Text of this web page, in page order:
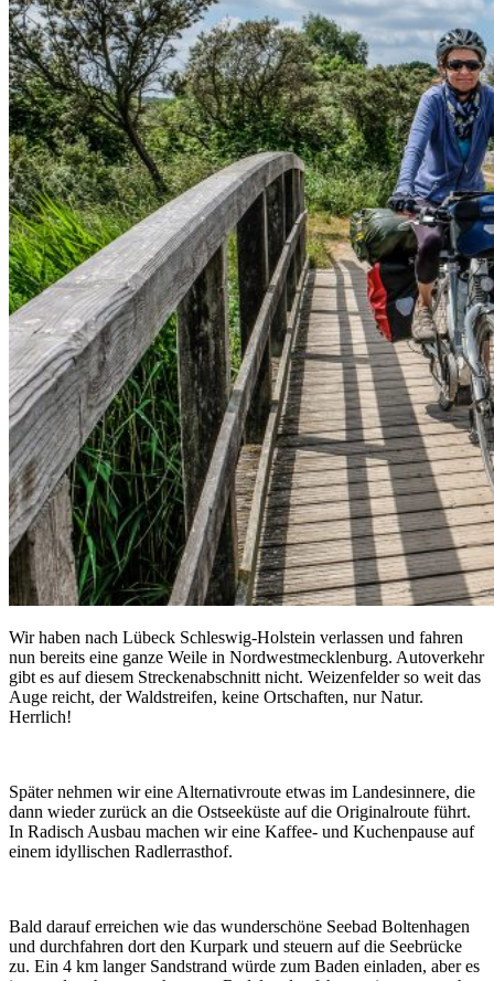
Wir haben nach Lübeck Schleswig-Holstein verlassen und fahren
nun bereits eine ganze Weile in Nordwestmecklenburg. Autoverkehr
gibt es auf diesem Streckenabschnitt nicht. Weizenfelder so weit das
Auge reicht, der Waldstreifen, keine Ortschaften, nur Natur.
Herrlich!
Später nehmen wir eine Alternativroute etwas im Landesinnere, die
dann wieder zurück an die Ostseeküste auf die Originalroute führt.
In Radisch Ausbau machen wir eine Kaffee- und Kuchenpause auf
einem idyllischen Radlerrasthof.
Bald darauf erreichen wie das wunderschöne Seebad Boltenhagen
und durchfahren dort den Kurpark und steuern auf die Seebrücke
zu. Ein 4 km langer Sandstrand würde zum Baden einladen, aber es